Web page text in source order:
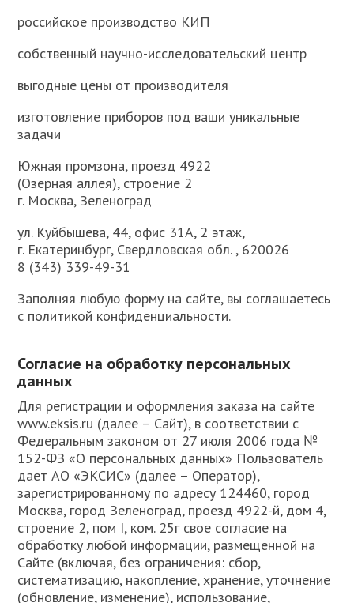
российское производство КИП
собственный научно-исследовательский центр
выгодные цены от производителя
изготовление приборов под ваши уникальные
задачи
Южная промзона, проезд 4922
(Озерная аллея), строение 2
г. Москва, Зеленоград
ул. Куйбышева, 44, офис 31А, 2 этаж,
г. Екатеринбург, Свердловская обл. , 620026
8 (343) 339-49-31
Заполняя любую форму на сайте, вы соглашаетесь
с политикой конфиденциальности.
Согласие на обработку персональных
данных
Для регистрации и оформления заказа на сайте
www.eksis.ru (далее – Сайт), в соответствии с
Федеральным законом от 27 июля 2006 года №
152-ФЗ «О персональных данных» Пользователь
дает АО «ЭКСИС» (далее – Оператор),
зарегистрированному по адресу 124460, город
Москва, город Зеленоград, проезд 4922-й, дом 4,
строение 2, пом I, ком. 25г свое согласие на
обработку любой информации, размещенной на
Сайте (включая, без ограничения: сбор,
систематизацию, накопление, хранение, уточнение
(обновление, изменение), использование,